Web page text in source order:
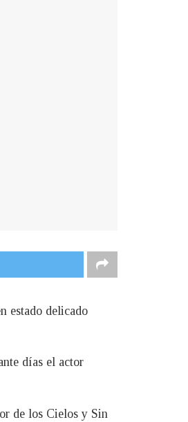
estado delicado
días el actor
de los Cielos y Sin